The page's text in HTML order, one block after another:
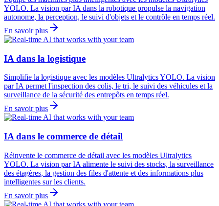
YOLO. La vision par IA dans la robotique propulse la navigation
autonome, la perception, le suivi d'objets et le contrôle en temps réel.
En savoir plus
IA dans la logistique
Simplifie la logistique avec les modèles Ultralytics YOLO. La vision
par IA permet l'inspection des colis, le tri, le suivi des véhicules et la
surveillance de la sécurité des entrepôts en temps réel.
En savoir plus
IA dans le commerce de détail
Réinvente le commerce de détail avec les modèles Ultralytics
YOLO. La vision par IA alimente le suivi des stocks, la surveillance
des étagères, la gestion des files d'attente et des informations plus
intelligentes sur les clients.
En savoir plus